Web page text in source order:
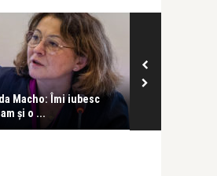
Macho: Îmi iubesc
și o ...